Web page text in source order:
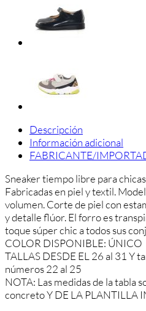
Descripción
Información adicional
FABRICANTE/
Sneaker tiempo libre para
Fabricadas en piel y textil.
volumen. Corte de piel con
y detalle flúor. El forro es
toque súper chic a todos sus
COLOR DISPONIBLE: ÚNICO
TALLAS DESDE EL 26 al 31 Y
números 22 al 25
NOTA: Las medidas de la tabla
concreto Y DE LA PLANTILLA